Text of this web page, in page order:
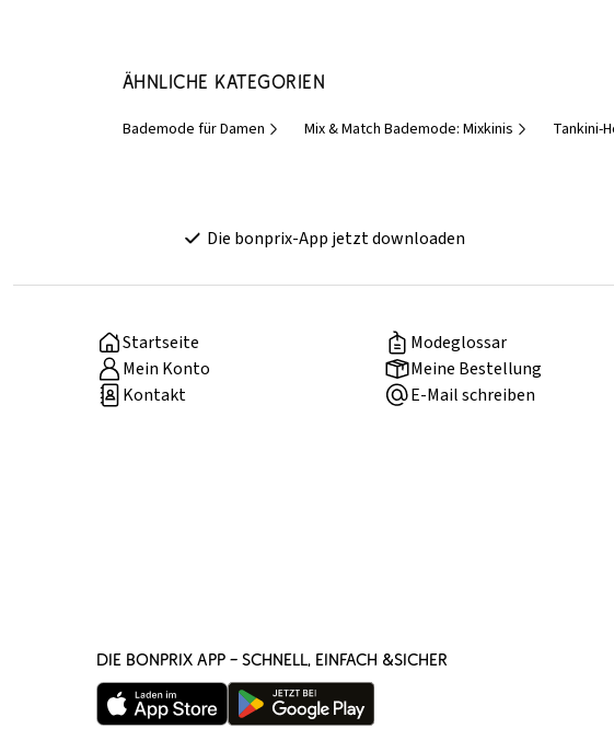
Ähnliche Kategorien
Bademode für Damen Mix & Match Bademode: Mixkinis Tankini-
Die bonprix-App jetzt downloaden
Startseite
Modeglossar
Mein Konto
Meine Bestellung
Kontakt
E-Mail schreiben
DIE BONPRIX APP – SCHNELL, EINFACH &SICHER